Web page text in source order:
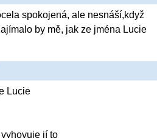
spokojená, ale nesnáší,když
by mě, jak ze jména Lucie
Lucie
jí to